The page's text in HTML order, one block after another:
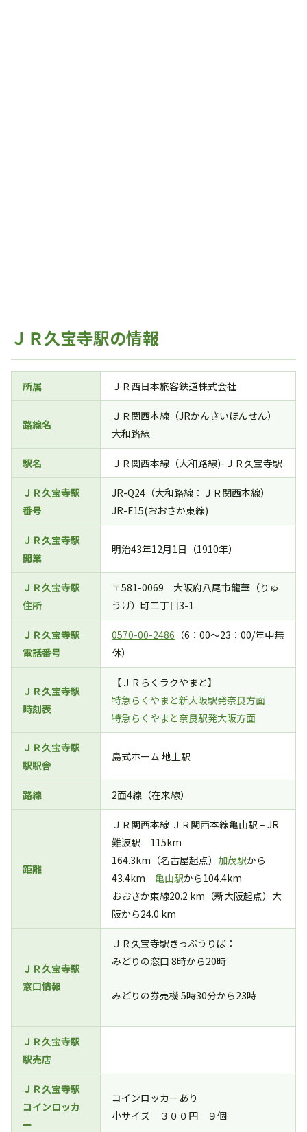
ＪＲ久宝寺駅の情報
所属 ＪＲ西日本旅客鉄道株式会社
路線名
ＪＲ関西本線（JRかんさいほんせん）
大和路線
駅名 ＪＲ関西本線（大和路線)-ＪＲ久宝寺駅
ＪＲ久宝寺駅
番号
JR-Q24（大和路線：ＪＲ関西本線）
JR-F15(おおさか東線)
ＪＲ久宝寺駅
開業
明治43年12月1日（1910年）
ＪＲ久宝寺駅
住所
〒581-0069 大阪府八尾市龍華（りゅ
うげ）町二丁目3-1
ＪＲ久宝寺駅
電話番号
0570-00-2486 （6：00～23：00/年中無
休）
ＪＲ久宝寺駅
時刻表
【ＪＲらくラクやまと】
特急らくやまと新大阪駅発奈良方面
特急らくやまと奈良駅発大阪方面
ＪＲ久宝寺駅
駅駅舎
島式ホーム 地上駅
路線 2面4線（在来線）
距離
ＪＲ関西本線 ＪＲ関西本線亀山駅 – JR
難波駅 115km
164.3km（名古屋起点） 加茂駅から
43.4km 亀山駅から104.4km
おおさか東線20.2 km（新大阪起点）大
阪から24.0 km
ＪＲ久宝寺駅
窓口情報
ＪＲ久宝寺駅きっぷうりば：
みどりの窓口 8時から20時
みどりの券売機 5時30分から23時
ＪＲ久宝寺駅
駅売店
ＪＲ久宝寺駅
コインロッカ
ー
コインロッカーあり
小サイズ ３００円 ９個